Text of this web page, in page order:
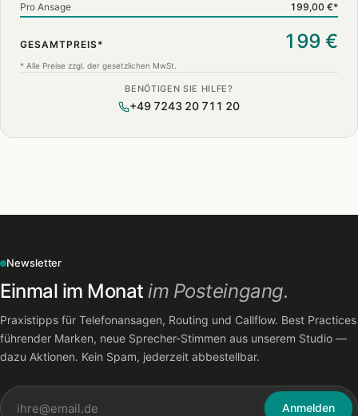
Pro Ansage
199,00 €*
GESAMTPREIS* 199 €
* Alle Preise zzgl. der gesetzlichen MwSt.
BENÖTIGEN SIE HILFE?
+49 7243 20 711 20
Newsletter
Einmal im Monatim Posteingang.
Praxistipps für Telefonansagen, Routing und Callflow. Best Practices
führender Marken, neue Sprecher-Stimmen aus unserem Studio —
dazu Aktionen. Kein Spam, jederzeit abbestellbar.
Anmelden